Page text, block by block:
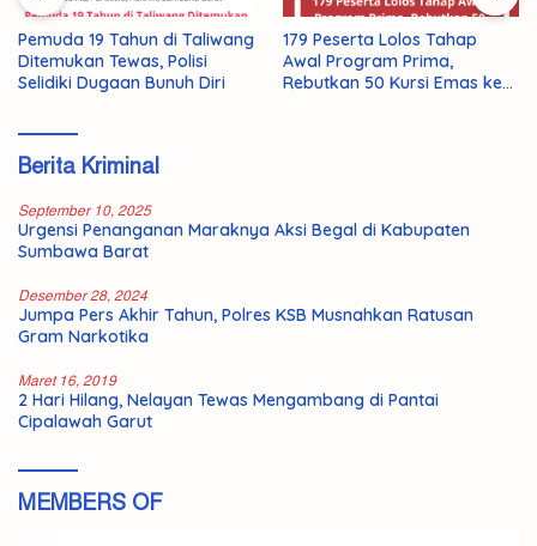
Pemuda 19 Tahun di Taliwang
Ditemukan Tewas, Polisi
Selidiki Dugaan Bunuh Diri
179 Peserta Lolos Tahap
Awal Program Prima,
Rebutkan 50 Kursi Emas ke
Berita Kriminal
September 10, 2025
Urgensi Penanganan Maraknya Aksi Begal di Kabupaten
Sumbawa Barat
Desember 28, 2024
Jumpa Pers Akhir Tahun, Polres KSB Musnahkan Ratusan
Gram Narkotika
Maret 16, 2019
2 Hari Hilang, Nelayan Tewas Mengambang di Pantai
Cipalawah Garut
MEMBERS OF